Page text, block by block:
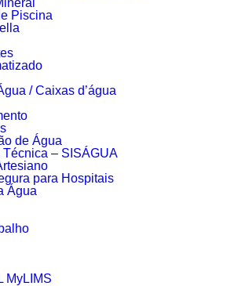
Piscina
/ Caixas d’água
de Água
– SISÁGUA
para Hospitais
Água
MyLIMS